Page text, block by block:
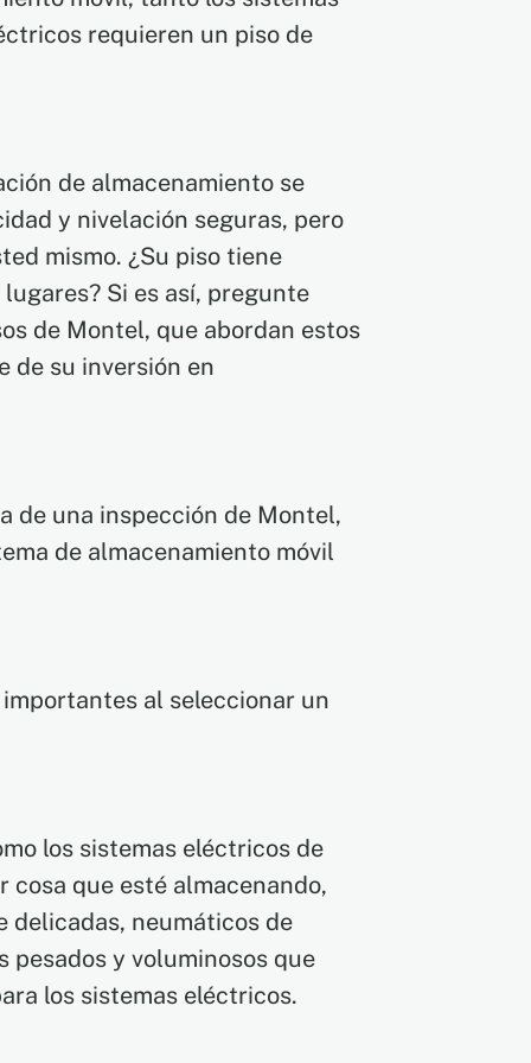
requieren un piso de
de almacenamiento se
y nivelación seguras, pero
mismo. ¿Su piso tiene
Si es así, pregunte
de Montel, que abordan estos
de su inversión en
de una inspección de Montel,
de almacenamiento móvil
al seleccionar un
los sistemas eléctricos de
que esté almacenando,
delicadas, neumáticos de
pesados y voluminosos que
los sistemas eléctricos.